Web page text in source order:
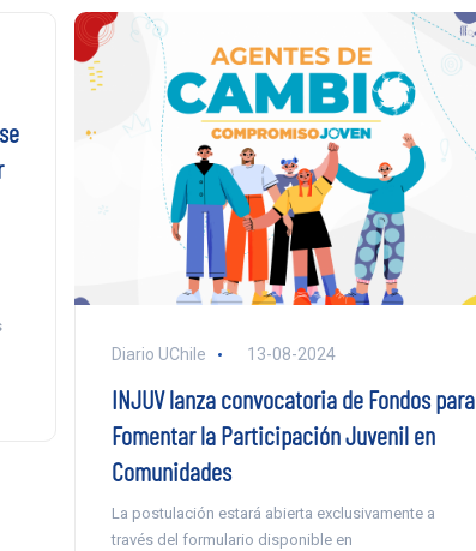
Diario UChile 13-08-2024
INJUV lanza convocatoria de Fondos para
Fomentar la Participación Juvenil en
Comunidades
La postulación estará abierta exclusivamente a
través del formulario disponible en